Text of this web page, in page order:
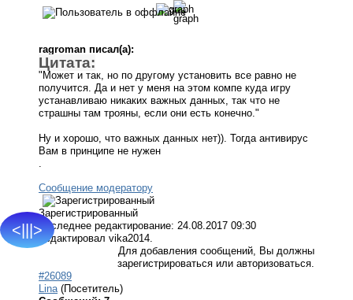
<|||>
ragroman писал(а):
Цитата:
"Может и так, но по другому установить все равно не
получится. Да и нет у меня на этом компе куда игру
устанавливаю никаких важных данных, так что не
страшны там трояны, если они есть конечно."
Ну и хорошо, что важных данных нет)). Тогда антивирус
Вам в принципе не нужен
Сообщение модератору
Зарегистрированный
Последнее редактирование: 24.08.2017 09:30
Редактировал vika2014.
Для добавления сообщений, Вы должны
зарегистрироваться или авторизоваться.
#26089
Lina (Посетитель)